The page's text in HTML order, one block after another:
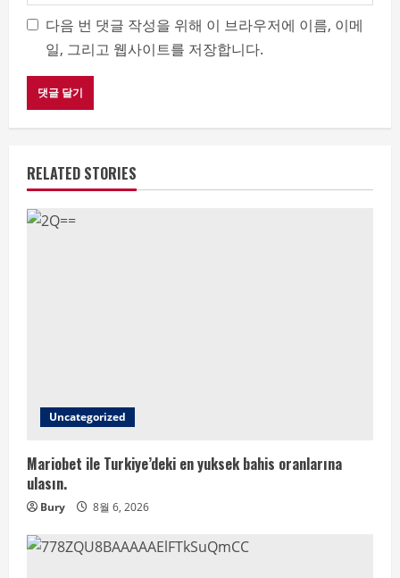
다음 번 댓글 작성을 위해 이 브라우저에 이름, 이메
일, 그리고 웹사이트를 저장합니다.
RELATED STORIES
Uncategorized
Mariobet ile Turkiye’deki en yuksek bahis oranlarına
ulasın.
Bury 8월 6, 2026